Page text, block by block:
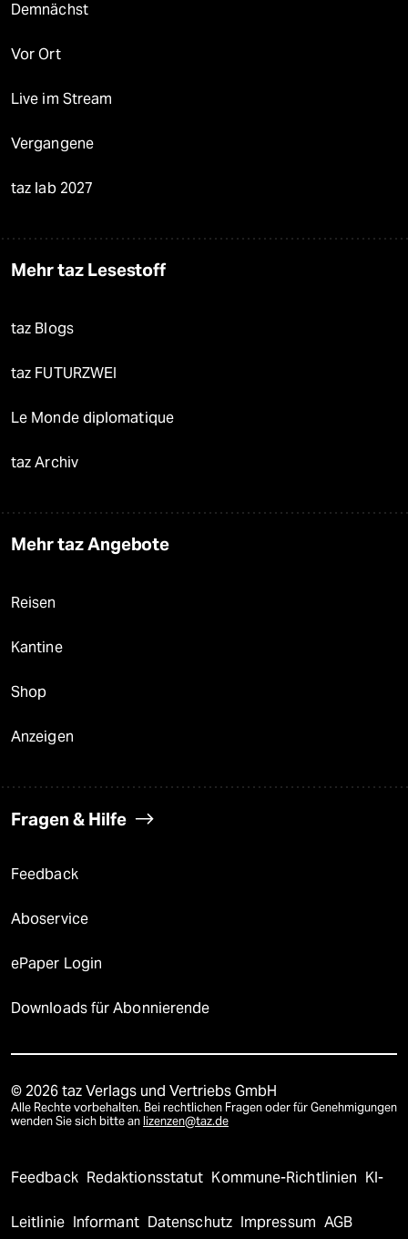
Demnächst
Vor Ort
Live im Stream
Vergangene
taz lab 2027
Mehr taz Lesestoff
taz Blogs
taz FUTURZWEI
Le Monde diplomatique
taz Archiv
Mehr taz Angebote
Reisen
Kantine
Shop
Anzeigen
Fragen & Hilfe
Feedback
Aboservice
ePaper Login
Downloads für Abonnierende
© 2026 taz Verlags und Vertriebs GmbH
Alle Rechte vorbehalten. Bei rechtlichen Fragen oder für Genehmigungen
wenden Sie sich bitte an lizenzen@taz.de
Feedback Redaktionsstatut Kommune-Richtlinien KI-
Leitlinie Informant Datenschutz Impressum AGB